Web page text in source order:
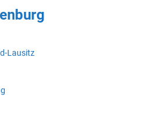
Lausitz